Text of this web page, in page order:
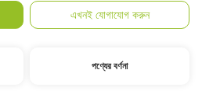
এখনই যোগাযোগ করুন
পণ্যের বর্ণনা